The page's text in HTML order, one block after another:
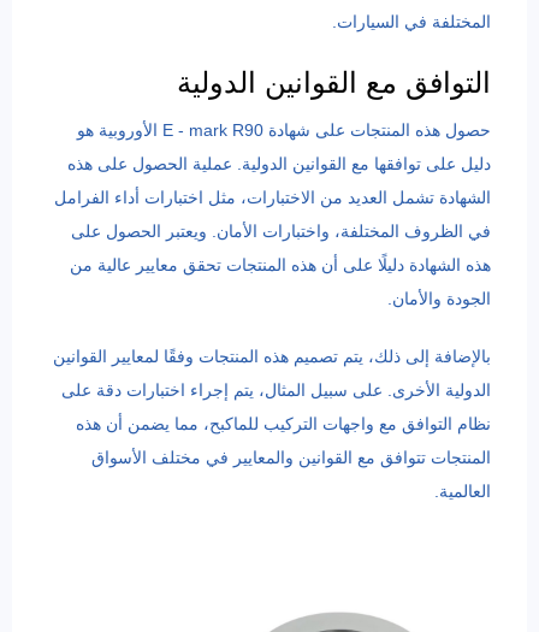
المختلفة في السيارات.
التوافق مع القوانين الدولية
حصول هذه المنتجات على شهادة E - mark R90 الأوروبية هو
دليل على توافقها مع القوانين الدولية. عملية الحصول على هذه
الشهادة تشمل العديد من الاختبارات، مثل اختبارات أداء الفرامل
في الظروف المختلفة، واختبارات الأمان. ويعتبر الحصول على
هذه الشهادة دليلًا على أن هذه المنتجات تحقق معايير عالية من
الجودة والأمان.
بالإضافة إلى ذلك، يتم تصميم هذه المنتجات وفقًا لمعايير القوانين
الدولية الأخرى. على سبيل المثال، يتم إجراء اختبارات دقة على
نظام التوافق مع واجهات التركيب للماكبح، مما يضمن أن هذه
المنتجات تتوافق مع القوانين والمعايير في مختلف الأسواق
العالمية.